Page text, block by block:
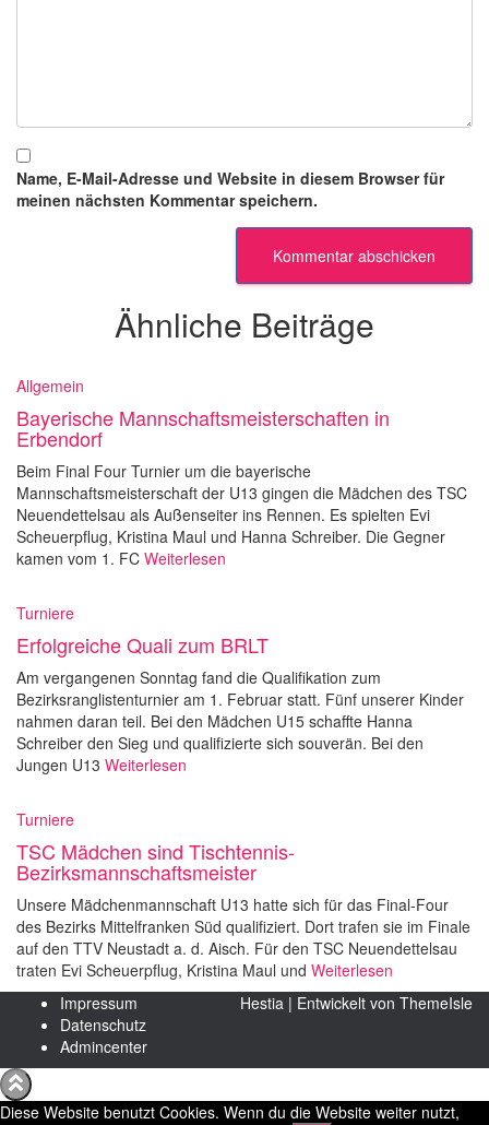
Name, E-Mail-Adresse und Website in diesem Browser für
meinen nächsten Kommentar speichern.
Ähnliche Beiträge
Allgemein
Bayerische Mannschaftsmeisterschaften in
Erbendorf
Beim Final Four Turnier um die bayerische
Mannschaftsmeisterschaft der U13 gingen die Mädchen des TSC
Neuendettelsau als Außenseiter ins Rennen. Es spielten Evi
Scheuerpflug, Kristina Maul und Hanna Schreiber. Die Gegner
kamen vom 1. FC Weiterlesen
Turniere
Erfolgreiche Quali zum BRLT
Am vergangenen Sonntag fand die Qualifikation zum
Bezirksranglistenturnier am 1. Februar statt. Fünf unserer Kinder
nahmen daran teil. Bei den Mädchen U15 schaffte Hanna
Schreiber den Sieg und qualifizierte sich souverän. Bei den
Jungen U13 Weiterlesen
Turniere
TSC Mädchen sind Tischtennis-
Bezirksmannschaftsmeister
Unsere Mädchenmannschaft U13 hatte sich für das Final-Four
des Bezirks Mittelfranken Süd qualifiziert. Dort trafen sie im Finale
auf den TTV Neustadt a. d. Aisch. Für den TSC Neuendettelsau
traten Evi Scheuerpflug, Kristina Maul und Weiterlesen
Impressum
Datenschutz
Admincenter
Hestia | Entwickelt von ThemeIsle
Diese Website benutzt Cookies. Wenn du die Website weiter nutzt,